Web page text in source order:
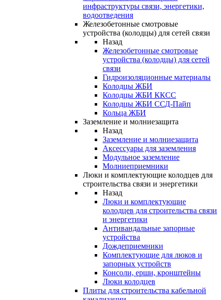
инфраструктуры связи, энергетики,
водоотведения
Железобетонные смотровые
устройства (колодцы) для сетей связи
Назад
Железобетонные смотровые
устройства (колодцы) для сетей
связи
Гидроизоляционные материалы
Колодцы ЖБИ
Колодцы ЖБИ ККСС
Колодцы ЖБИ ССД-Пайп
Кольца ЖБИ
Заземление и молниезащита
Назад
Заземление и молниезащита
Аксессуары для заземления
Модульное заземление
Молниеприемники
Люки и комплектующие колодцев для
строительства связи и энергетики
Назад
Люки и комплектующие
колодцев для строительства связи
и энергетики
Антивандальные запорные
устройства
Дождеприемники
Комплектующие для люков и
запорных устройств
Консоли, ерши, кронштейны
Люки колодцев
Плиты для строительства кабельной